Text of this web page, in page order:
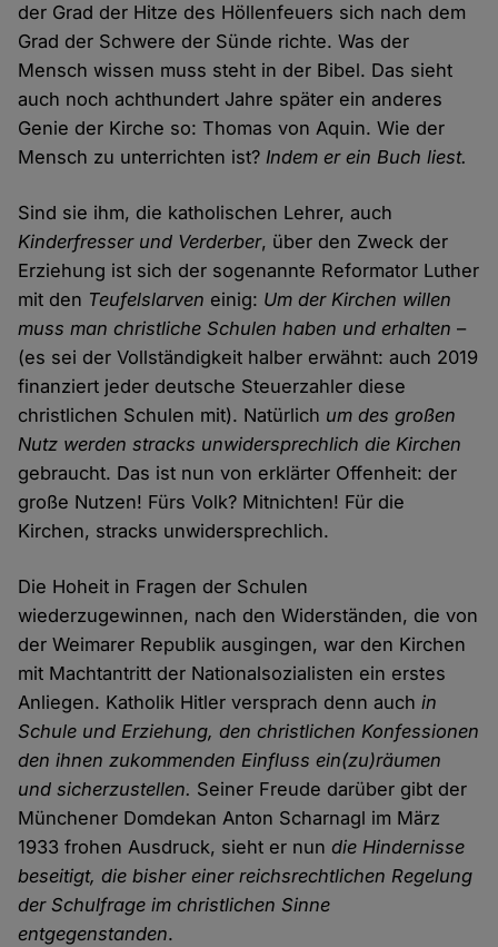
der Grad der Hitze des Höllenfeuers sich nach dem
Grad der Schwere der Sünde richte. Was der
Mensch wissen muss steht in der Bibel. Das sieht
auch noch achthundert Jahre später ein anderes
Genie der Kirche so: Thomas von Aquin. Wie der
Mensch zu unterrichten ist?Indem er ein Buch liest.
Sind sie ihm, die katholischen Lehrer, auch
Kinderfresser und Verderber, über den Zweck der
Erziehung ist sich der sogenannte Reformator Luther
mit den Teufelslarven einig: Um der Kirchen willen
muss man christliche Schulen haben und erhalten –
(es sei der Vollständigkeit halber erwähnt: auch 2019
finanziert jeder deutsche Steuerzahler diese
christlichen Schulen mit). Natürlich um des großen
Nutz werden stracks unwidersprechlich die Kirchen
gebraucht. Das ist nun von erklärter Offenheit: der
große Nutzen! Fürs Volk? Mitnichten! Für die
Kirchen, stracks unwidersprechlich.
Die Hoheit in Fragen der Schulen
wiederzugewinnen, nach den Widerständen, die von
der Weimarer Republik ausgingen, war den Kirchen
mit Machtantritt der Nationalsozialisten ein erstes
Anliegen. Katholik Hitler versprach denn auchin
Schule und Erziehung, den christlichen Konfessionen
den ihnen zukommenden Einfluss ein(zu)räumen
und sicherzustellen. Seiner Freude darüber gibt der
Münchener Domdekan Anton Scharnagl im März
1933 frohen Ausdruck, sieht er nundie Hindernisse
beseitigt, die bisher einer reichsrechtlichen Regelung
der Schulfrage im christlichen Sinne
entgegenstanden.